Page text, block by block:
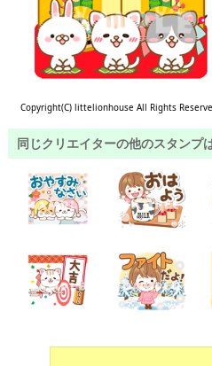
Copyright(C) littelionhouse All Rights
同じクリエイターの他のスタンプ